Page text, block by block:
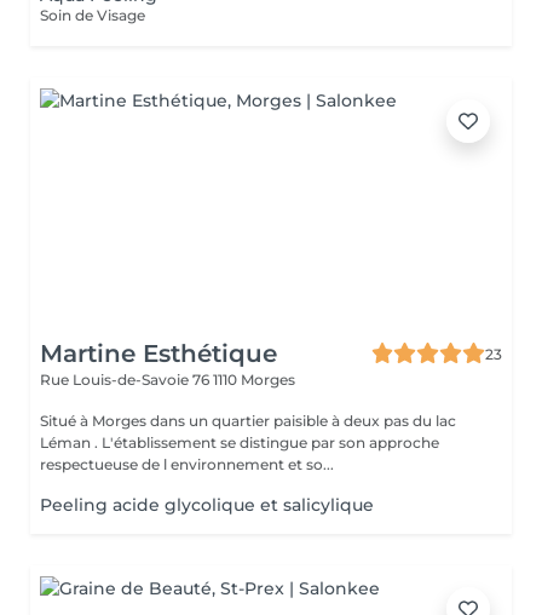
Soin de Visage
Martine Esthétique
23
Rue Louis-de-Savoie 76 1110 Morges
Situé à Morges dans un quartier paisible à deux pas du lac
Léman . L'établissement se distingue par son approche
respectueuse de l environnement et so...
Peeling acide glycolique et salicylique